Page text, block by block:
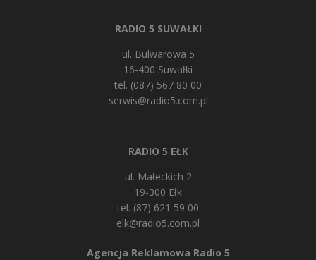
RADIO 5 SUWAŁKI
ul. Bulwarowa 5
16-400 Suwałki
tel. (087) 567 80 00
serwis@radio5.com.pl
RADIO 5 EŁK
ul. Małeckich 2
19-300 Ełk
tel. (87) 621 59 00
elk@radio5.com.pl
Agencja Reklamowa Radio 5